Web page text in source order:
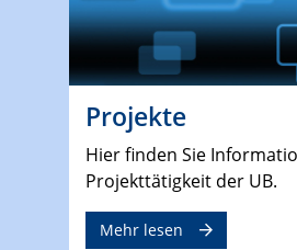
Projekte
Hier finden Sie
Projekttätigkeit der UB.
Mehr lesen